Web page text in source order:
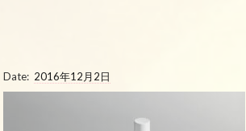
Date: 2016年12月2日